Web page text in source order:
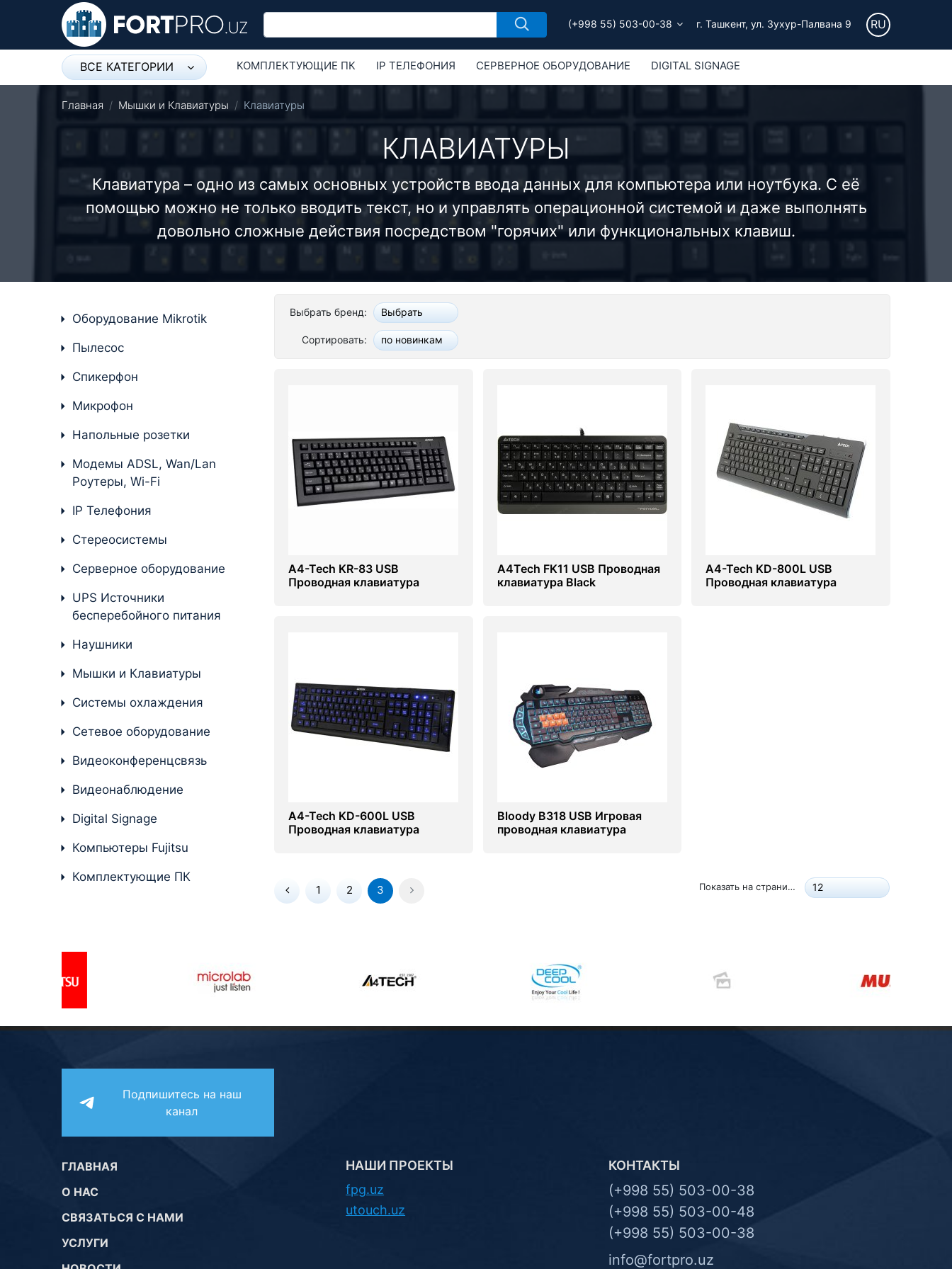
(+998 55) 503-00-38 г. Ташкент, ул. Зухур-Палвана 9 RU
ВСЕ КАТЕГОРИИ
Оборудование Mikrotik
Пылесос
Спикерфон
Модемы ADSL, Wan/Lan
Роутеры, Wi-Fi
Стереосистемы
Серверное оборудование
UPS Источники
Сетевое оборудование
Системы охлаждения
Видеоконференцсвязь
Digital Signage
Видеонаблюдение
КОМПЛЕКТУЮЩИЕ ПК IP ТЕЛЕФОНИЯ СЕРВЕРНОЕ ОБОРУДОВАНИЕ DIGITAL SIGNAGE
СЕТЕВОЕ ОБОРУДОВАНИЕ
Главная Мышки и Клавиатуры Клавиатуры
КЛАВИАТУРЫ
Клавиатура – одно из самых основных устройств ввода данных для компьютера или ноутбука. С её
помощью можно не только вводить текст, но и управлять операционной системой и даже выполнять
довольно сложные действия посредством "горячих" или функциональных клавиш.
Выбрать бренд: Выбрать
Сортировать: по новинкам
A4-Tech KR-83 USB
Проводная клавиатура
A4Tech FK11 USB Проводная
клавиатура Black
A4-Tech KD-800L USB
Проводная клавиатура
A4-Tech KD-600L USB
Проводная клавиатура
Bloody B318 USB Игровая
проводная клавиатура
1 2 3 Показать на странице: 12
Оборудование Mikrotik
Пылесос
Спикерфон
Микрофон
Напольные розетки
Модемы ADSL, Wan/Lan
Роутеры, Wi-Fi
IP Телефония
Стереосистемы
Серверное оборудование
UPS Источники
бесперебойного питания
Наушники
Мышки и Клавиатуры
Системы охлаждения
Сетевое оборудование
Видеоконференцсвязь
Видеонаблюдение
Digital Signage
Компьютеры Fujitsu
Комплектующие ПК
Подпишитесь на наш
канал
ГЛАВНАЯ
О НАС
СВЯЗАТЬСЯ С НАМИ
УСЛУГИ
НАШИ ПРОЕКТЫ
fpg.uz
utouch.uz
КОНТАКТЫ
(+998 55) 503-00-38
(+998 55) 503-00-48
(+998 55) 503-00-38
info@fortpro.uz